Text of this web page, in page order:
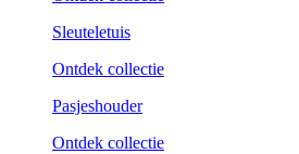
Sleuteletuis
Ontdek collectie
Pasjeshouder
Ontdek collectie